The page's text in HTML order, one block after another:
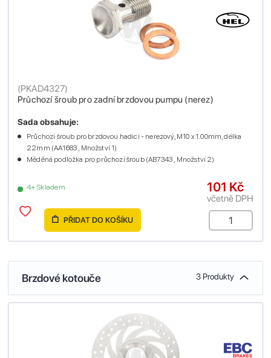
Průchozí šroub pro zadní brzdovou pumpu (nerez)
(PKAD4327)
4+ Skladem
Sada obsahuje:
Průchozí šroub pro brzdovou hadici - nerezový, M10 x 1.00mm, délka
22mm (AA1683 , Množství 1)
Měděná podložka pro průchozí šroub (AB7343 , Množství 2)
101 Kč
včetně DPH
PŘIDAT DO KOŠÍKU
Brzdové kotouče 3 Produkty